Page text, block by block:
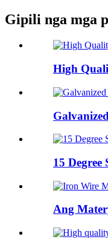
Gipili nga mga
High
15 Degree
Ang